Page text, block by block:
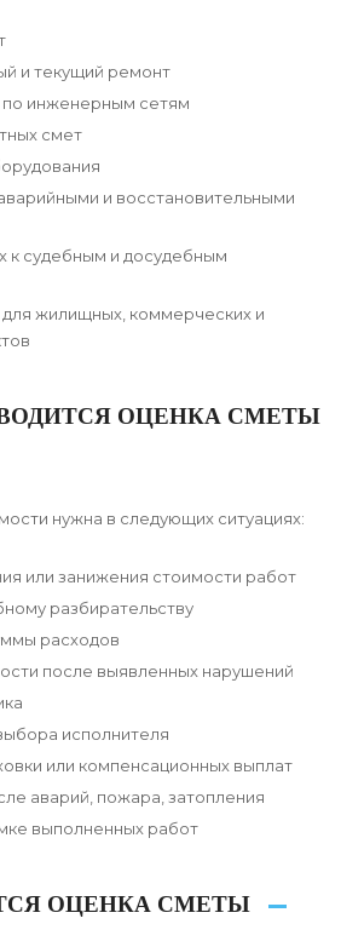
и текущий ремонт
по инженерным сетям
смет
и восстановительными
к судебным и досудебным
жилищных, коммерческих и
ОЦЕНКА СМЕТЫ
нужна в следующих ситуациях:
или занижения стоимости работ
разбирательству
расходов
после выявленных нарушений
исполнителя
или компенсационных выплат
аварий, пожара, затопления
выполненных работ
ОЦЕНКА СМЕТЫ